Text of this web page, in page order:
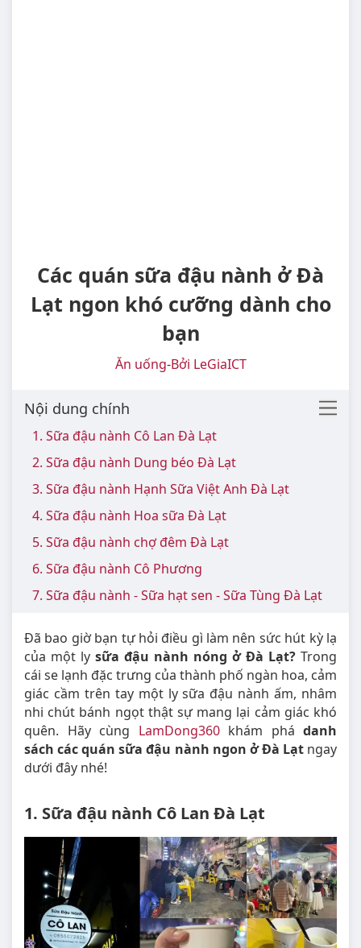
Các quán sữa đậu nành ở Đà
Lạt ngon khó cưỡng dành cho
bạn
Ăn uống-Bởi LeGiaICT
Nội dung chính
1. Sữa đậu nành Cô Lan Đà Lạt
2. Sữa đậu nành Dung béo Đà Lạt
3. Sữa đậu nành Hạnh Sữa Việt Anh Đà Lạt
4. Sữa đậu nành Hoa sữa Đà Lạt
5. Sữa đậu nành chợ đêm Đà Lạt
6. Sữa đậu nành Cô Phương
7. Sữa đậu nành - Sữa hạt sen - Sữa Tùng Đà Lạt
Đã bao giờ bạn tự hỏi điều gì làm nên sức hút kỳ lạ
của một ly sữa đậu nành nóng ở Đà Lạt? Trong
cái se lạnh đặc trưng của thành phố ngàn hoa, cảm
giác cầm trên tay một ly sữa đậu nành ấm, nhâm
nhi chút bánh ngọt thật sự mang lại cảm giác khó
quên. Hãy cùng LamDong360khám phá danh
sách các quán sữa đậu nành ngon ở Đà Lạt ngay
dưới đây nhé!
1. Sữa đậu nành Cô Lan Đà Lạt